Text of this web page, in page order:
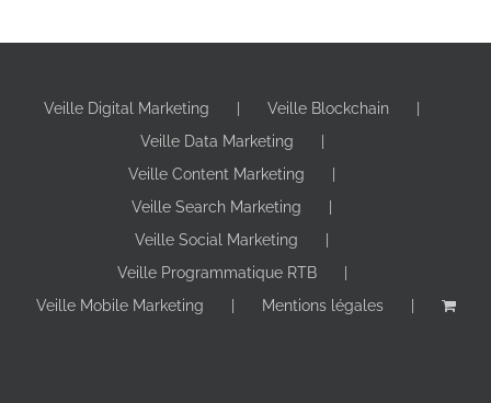
Veille Digital Marketing
Veille Blockchain
Veille Data Marketing
Veille Content Marketing
Veille Search Marketing
Veille Social Marketing
Veille Programmatique RTB
Veille Mobile Marketing
Mentions légales